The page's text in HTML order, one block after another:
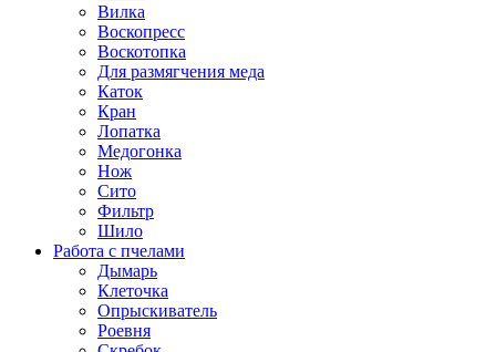
Вилка
Воскопресс
Воскотопка
Для размягчения меда
Каток
Кран
Лопатка
Медогонка
Нож
Сито
Фильтр
Шило
Работа с пчелами
Дымарь
Клеточка
Опрыскиватель
Роевня